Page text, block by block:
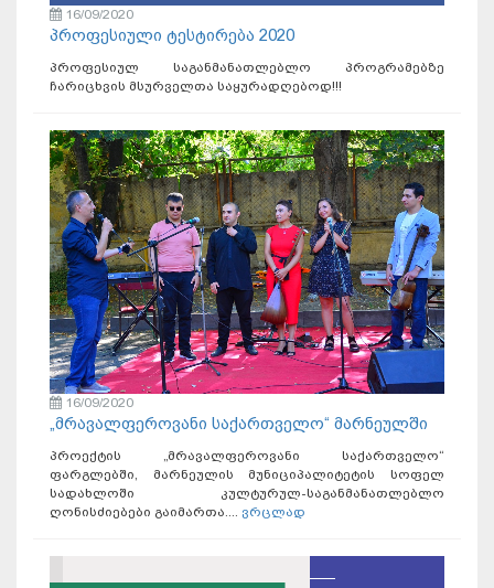
16/09/2020
პროფესიული ტესტირება 2020
პროფესიულ საგანმანათლებლო პროგრამებზე
ჩარიცხვის მსურველთა საყურადღებოდ!!!
16/09/2020
„მრავალფეროვანი საქართველო“ მარნეულში
პროექტის „მრავალფეროვანი საქართველო“
ფარგლებში, მარნეულის მუნიციპალიტეტის სოფელ
სადახლოში კულტურულ-საგანმანათლებლო
ღონისძიებები გაიმართა.... ვრცლად